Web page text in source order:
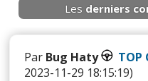
Les derniers
Par Bug Haty TOP
2023-11-29 18:15:19)